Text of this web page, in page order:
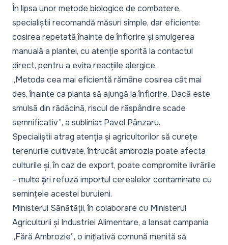
În lipsa unor metode biologice de combatere,
specialiștii recomandă măsuri simple, dar eficiente:
cosirea repetată înainte de înflorire și smulgerea
manuală a plantei, cu atenție sporită la contactul
direct, pentru a evita reacțiile alergice.
„Metoda cea mai eficientă rămâne cosirea cât mai
des, înainte ca planta să ajungă la înflorire. Dacă este
smulsă din rădăcină, riscul de răspândire scade
semnificativ”, a subliniat Pavel Pânzaru.
Specialiștii atrag atenția și agricultorilor să curețe
terenurile cultivate, întrucât ambrozia poate afecta
culturile și, în caz de export, poate compromite livrările
– multe țări refuză importul cerealelor contaminate cu
semințele acestei buruieni.
Ministerul Sănătății, în colaborare cu Ministerul
Agriculturii și Industriei Alimentare, a lansat campania
„Fără Ambrozie”, o inițiativă comună menită să